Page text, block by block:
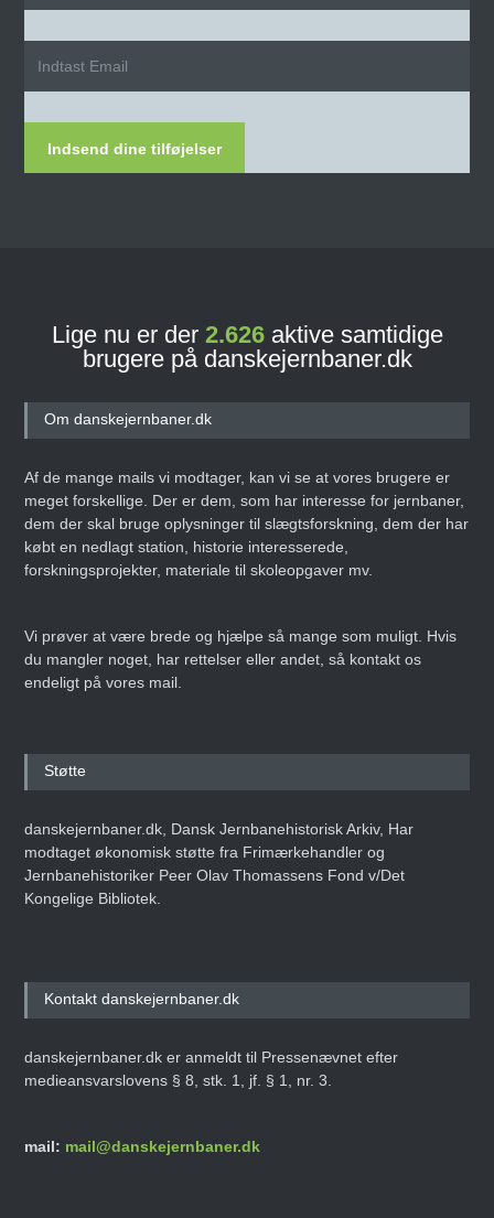
Indsend dine tilføjelser
Lige nu er der 2.626aktive samtidige
brugere på danskejernbaner.dk
Om danskejernbaner.dk
Af de mange mails vi modtager, kan vi se at vores brugere er
meget forskellige. Der er dem, som har interesse for jernbaner,
dem der skal bruge oplysninger til slægtsforskning, dem der har
købt en nedlagt station, historie interesserede,
forskningsprojekter, materiale til skoleopgaver mv.
Vi prøver at være brede og hjælpe så mange som muligt. Hvis
du mangler noget, har rettelser eller andet, så kontakt os
endeligt på vores mail.
Støtte
danskejernbaner.dk, Dansk Jernbanehistorisk Arkiv, Har
modtaget økonomisk støtte fra Frimærkehandler og
Jernbanehistoriker Peer Olav Thomassens Fond v/Det
Kongelige Bibliotek.
Kontakt danskejernbaner.dk
danskejernbaner.dk er anmeldt til Pressenævnet efter
medieansvarslovens § 8, stk. 1, jf. § 1, nr. 3.
mail: mail@danskejernbaner.dk